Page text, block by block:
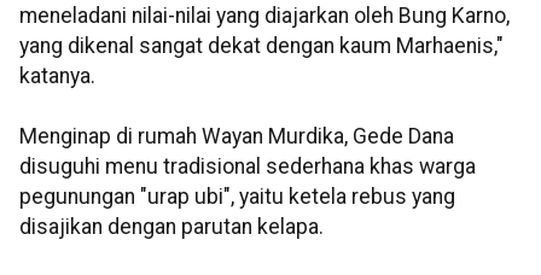
meneladani nilai-nilai yang diajarkan oleh Bung Karno,
yang dikenal sangat dekat dengan kaum Marhaenis,"
katanya.
Menginap di rumah Wayan Murdika, Gede Dana
disuguhi menu tradisional sederhana khas warga
pegunungan "urap ubi", yaitu ketela rebus yang
disajikan dengan parutan kelapa.